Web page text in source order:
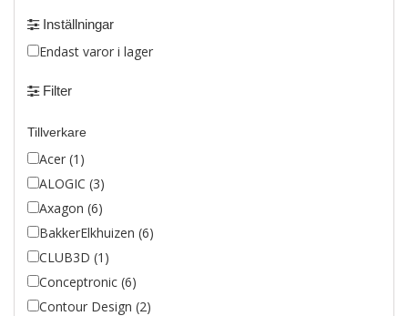
Inställningar
Endast varor i lager
Filter
Tillverkare
Acer (1)
ALOGIC (3)
Axagon (6)
BakkerElkhuizen (6)
CLUB3D (1)
Conceptronic (6)
Contour Design (2)